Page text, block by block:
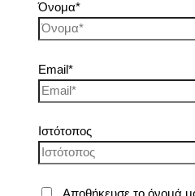
Όνομα*
Email*
Ιστότοπος